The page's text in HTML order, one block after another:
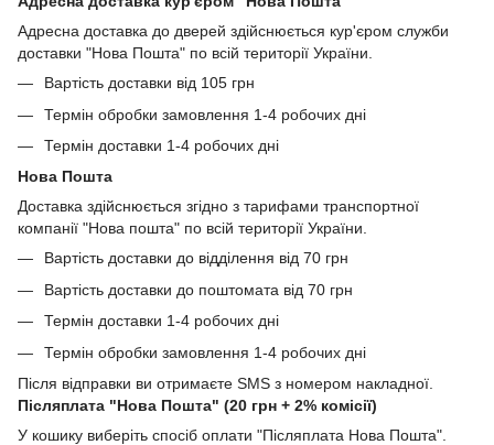
Адресна доставка до дверей здійснюється кур'єром служби
доставки "Нова Пошта" по всій території України.
Вартість доставки від 105 грн
Термін обробки замовлення 1-4 робочих дні
Термін доставки 1-4 робочих дні
Нова Пошта
Доставка здійснюється згідно з тарифами транспортної
компанії "Нова пошта" по всій території України.
Вартість доставки до відділення від 70 грн
Вартість доставки до поштомата від 70 грн
Термін доставки 1-4 робочих дні
Термін обробки замовлення 1-4 робочих дні
Після відправки ви отримаєте SMS з номером накладної.
Післяплата "Нова Пошта" (20 грн + 2% комісії)
У кошику виберіть спосіб оплати "Післяплата Нова Пошта".